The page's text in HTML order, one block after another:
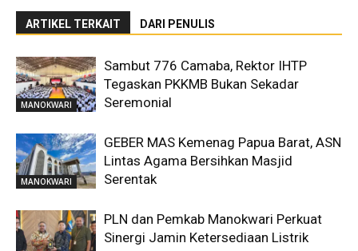
ARTIKEL TERKAIT DARI PENULIS
MANOKWARI
Sambut 776 Camaba, Rektor IHTP
Tegaskan PKKMB Bukan Sekadar
Seremonial
MANOKWARI
GEBER MAS Kemenag Papua Barat, ASN
Lintas Agama Bersihkan Masjid
Serentak
PLN dan Pemkab Manokwari Perkuat
Sinergi Jamin Ketersediaan Listrik